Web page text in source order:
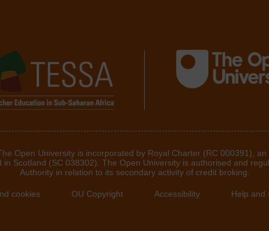
Open University is incorporated by Royal Charter (RC 000391),
in Scotland (SC 038302). The Open University is authorised and
Authority in relation to its secondary activity of credit broking.
cookies OU Copyright Accessibility Help and